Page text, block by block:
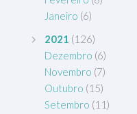
Janeiro (6)
2021 (126)
Dezembro (6)
Novembro (7)
Outubro (15)
Setembro (11)